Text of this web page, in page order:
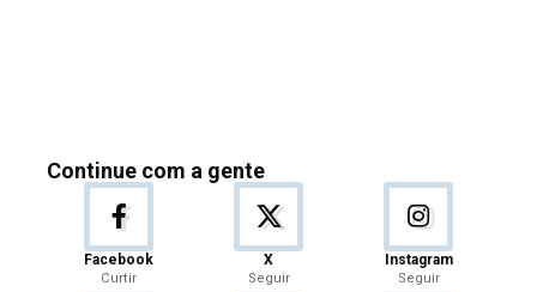
Continue com a gente
Facebook
Curtir
X
Seguir
Instagram
Seguir